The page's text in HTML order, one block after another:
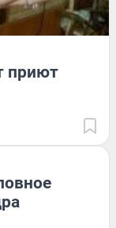
приют